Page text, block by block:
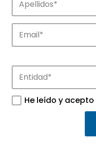
Empresas
Descubre las
innovación en los
He leído y acepto